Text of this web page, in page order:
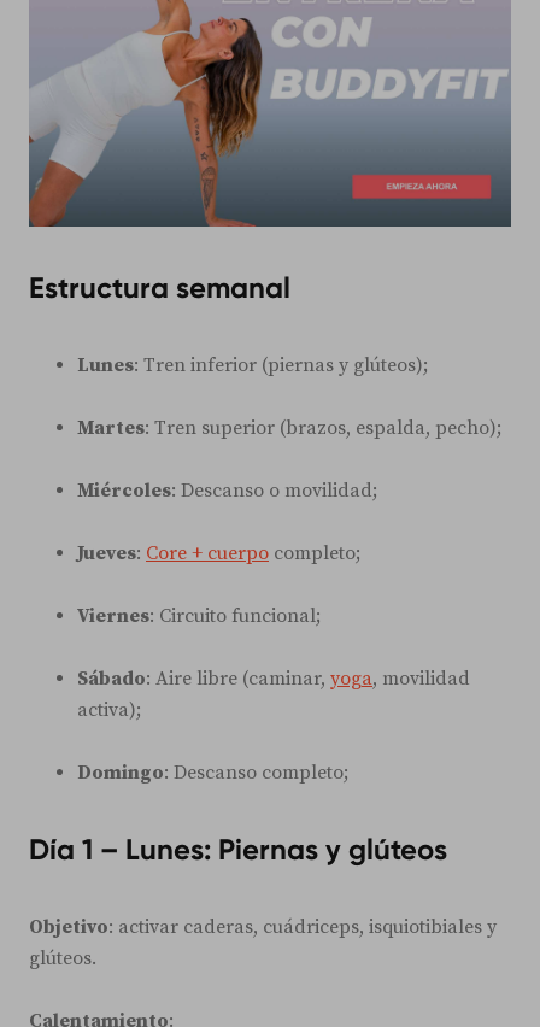
Estructura semanal
Lunes: Tren inferior (piernas y glúteos);
Martes: Tren superior (brazos, espalda, pecho);
Miércoles: Descanso o movilidad;
Jueves: Core + cuerpo completo;
Viernes: Circuito funcional;
Sábado: Aire libre (caminar, yoga, movilidad
activa);
Domingo: Descanso completo;
Día 1 – Lunes: Piernas y glúteos
Objetivo: activar caderas, cuádriceps, isquiotibiales y
glúteos.
Calentamiento: